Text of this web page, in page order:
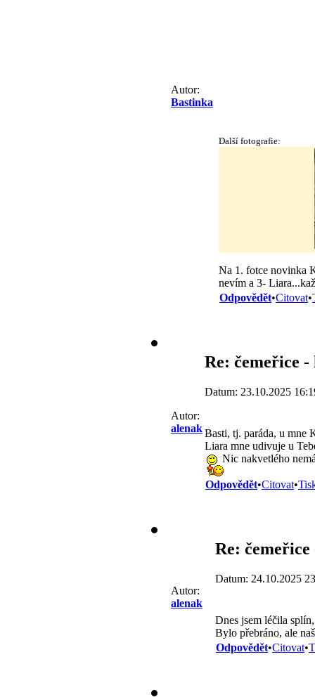
Autor:
Bastinka
Další fotografie:
Na 1. fotce novinka
nevím a 3-
Odpovědět•Citovat•
Autor:
alenak
Re: čemeřice -
Datum: 23.10.2025
Basti, tj. paráda, u mne
Liara mne udivuje u
Nic nakvetlého
Odpovědět•Citovat•
Autor:
alenak
Re:
Datum: 24.10.2025
Dnes jsem léčila
Bylo přebráno, ale
Odpovědět•Citovat•